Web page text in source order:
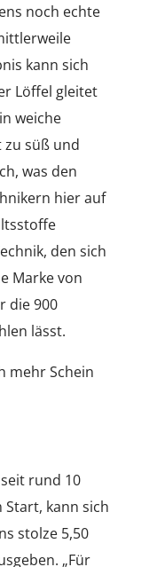
noch echte
kann sich
Löffel gleitet
weiche
zu süß und
was den
hier auf
den sich
Marke von
die 900
lässt.
mehr Schein
rund 10
kann sich
stolze 5,50
„Für